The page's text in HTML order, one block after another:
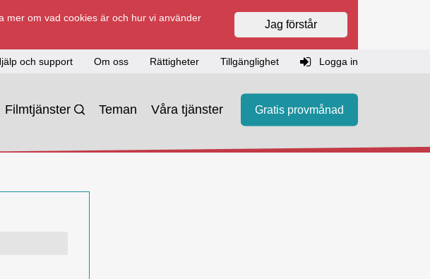
mer om vad cookies är och hur vi använder
Jag förstår
och support Om oss Rättigheter Tillgänglighet Logga in
Filmtjänster Teman Våra tjänster Gratis provmånad